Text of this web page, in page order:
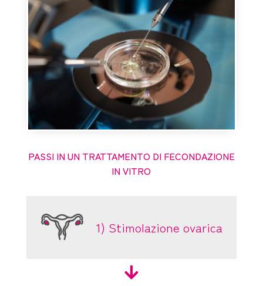
PASSI IN UN TRATTAMENTO DI FECONDAZIONE
IN VITRO
1) Stimolazione ovarica
